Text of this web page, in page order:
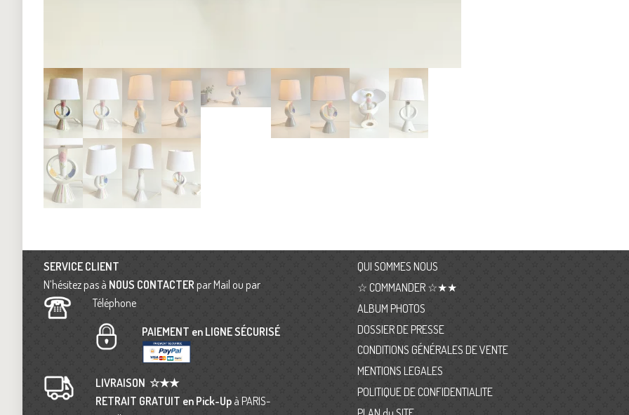
SERVICE CLIENT
N’hésitez pas à NOUS CONTACTER par Mail ou par
Téléphone
PAIEMENT en LIGNE SÉCURISÉ
LIVRAISON ☆★★
RETRAIT GRATUIT en Pick-Up à PARIS-
QUI SOMMES NOUS
☆ COMMANDER ☆★★
ALBUM PHOTOS
DOSSIER DE PRESSE
CONDITIONS GÉNÉRALES DE VENTE
MENTIONS LEGALES
POLITIQUE DE CONFIDENTIALITE